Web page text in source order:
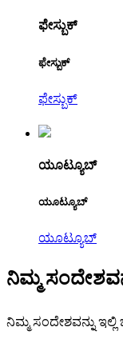
ಫೇಸ್ಬುಕ್
ಫೇಸ್ಬುಕ್
ಫೇಸ್ಬುಕ್
ಯೂಟ್ಯೂಬ್
ಯೂಟ್ಯೂಬ್
ಯೂಟ್ಯೂಬ್
ನಿಮ್ಮ
ನಿಮ್ಮ ಸಂದೇಶವನ್ನು